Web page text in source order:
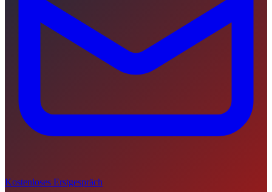
Kostenloses Erstgespräch